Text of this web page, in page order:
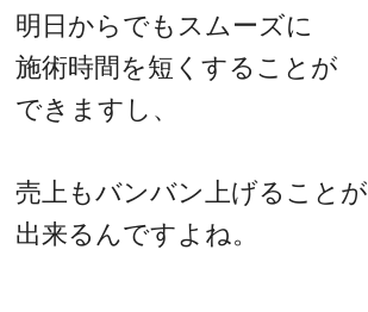
明日からでもスムーズに
施術時間を短くすることが
できますし、
売上もバンバン上げることが
出来るんですよね。